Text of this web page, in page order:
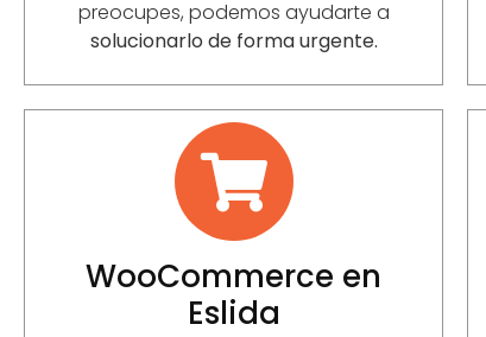
preocupes, podemos ayudarte a
solucionarlo de forma urgente.
WooCommerce en
Eslida